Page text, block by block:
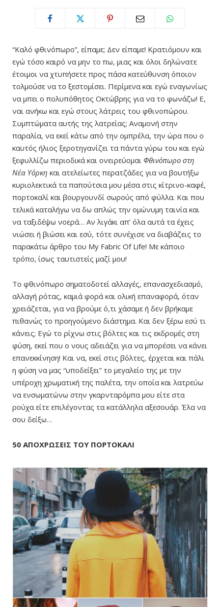
“Καλό φθινόπωρο”, είπαμε; Δεν είπαμε! Κρατιόμουν και
εγώ τόσο καιρό να μην το πω, μιας και όλοι δηλώνατε
έτοιμοι να χτυπήσετε προς πάσα κατεύθυνση όποιον
τολμούσε να το ξεστομίσει. Περίμενα και εγώ εναγωνίως
να μπει ο πολυπόθητος Οκτώβρης για να το φωνάζω! Ε,
ναι ανήκω και εγώ στους λάτρεις του φθινοπώρου.
Συμπτώματα αυτής της λατρείας; Αναμονή στην
παραλία, να εκεί κάτω από την ομπρέλα, την ώρα που ο
καυτός ήλιος ξεροτηγανίζει τα πάντα γύρω του και εγώ
ξεφυλλίζω περιοδικά και ονειρεύομαι Φθινόπωρο στη
Νέα Υόρκη και ατελείωτες περατζάδες για να βουτήξω
κυριολεκτικά τα παπούτσια μου μέσα στις κίτρινο-καφέ,
πορτοκαλί και βουργουνδί σωρούς από φύλλα. Και που
τελικά καταλήγω να δω απλώς την ομώνυμη ταινία και
να ταξιδέψω νοερά… Αν λιγάκι απ’ όλα αυτά τα έχεις
νιώσει ή βιώσει και εσύ, τότε συνέχισε να διαβάζεις το
παρακάτω άρθρο του My Fabric Of Life! Με κάποιο
τρόπο, ίσως ταυτιστείς μαζί μου!
Το φθινόπωρο σηματοδοτεί αλλαγές, επανασχεδιασμό,
αλλαγή ρότας, καμιά φορά και ολική επαναφορά, όταν
χρειάζεται, για να βρούμε ό,τι χάσαμε ή δεν βρήκαμε
πιθανώς το προηγούμενο διάστημα. Και δεν ξέρω εσύ τι
κάνεις; Εγώ το ρίχνω στις βόλτες και τις εκδρομές στη
φύση, εκεί που ο νους αδειάζει για να μπορέσει να κάνει
επανεκκίνηση! Και να, εκεί στις βόλτες, έρχεται και πάλι
η φύση να μας “υποδείξει” το μεγαλείο της με την
υπέροχη χρωματική της παλέτα, την οποία και λατρεύω
να ενσωματώνω στην γκαρνταρόμπα μου είτε στα
ρούχα είτε επιλέγοντας τα κατάλληλα αξεσουάρ. Έλα να
σου δείξω…
50 ΑΠΟΧΡΩΣΕΙΣ ΤΟΥ ΠΟΡΤΟΚΑΛΙ